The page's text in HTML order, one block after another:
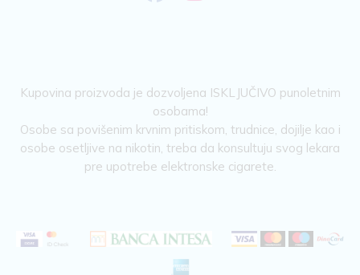
Kupovina proizvoda je dozvoljena ISKLJUČIVO punoletnim
osobama!
Osobe sa povišenim krvnim pritiskom, trudnice, dojilje kao i
osobe osetljive na nikotin, treba da konsultuju svog lekara
pre upotrebe elektronske cigarete.